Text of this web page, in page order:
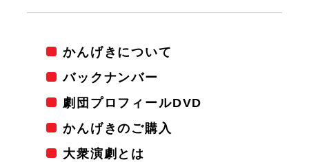
かんげきについて
バックナンバー
劇団プロフィールDVD
かんげきのご購入
大衆演劇とは